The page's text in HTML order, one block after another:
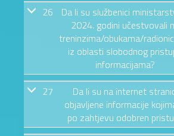
26
Da li su službenici
2024. godini učestvovali
treninzima/obukama/
iz oblasti slobodnog
informacijama?
27
Da li su na internet
objavljene informacije
po zahtjevu odobren